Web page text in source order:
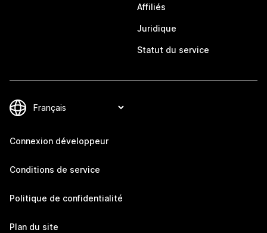
Affiliés
Juridique
Statut du service
Connexion développeur
Conditions de service
Politique de confidentialité
Plan du site